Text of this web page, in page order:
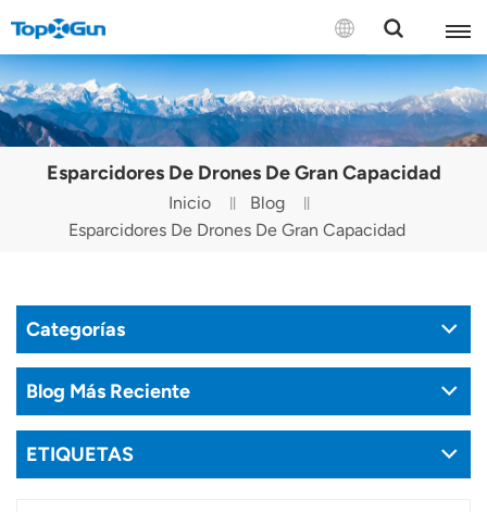
CONTÁCTENOS
English
Español
Русский
Tiếng Việt
Esparcidores De Drones De Gran Capacidad
Inicio
Blog
Esparcidores De Drones De Gran Capacidad
Categorías
Blog Más Reciente
ETIQUETAS